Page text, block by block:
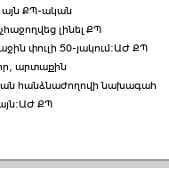
այն ՔՊ-ական
լինել ՔՊ
փուլի 50-յակում։ԱԺ ՔՊ
արտաքին
հանձնաժողովի նախագահ
ՔՊ